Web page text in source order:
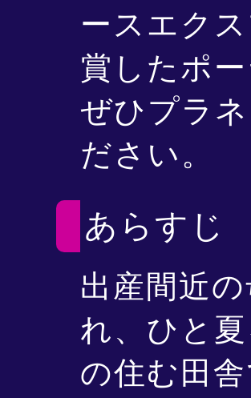
ースエク
賞したポ
ぜひプラ
ださい。
あらすじ
出産間近
れ、ひと
の住む田